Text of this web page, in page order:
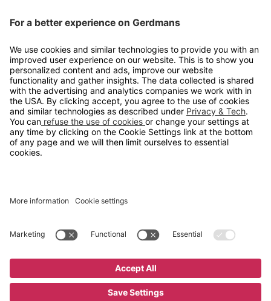
14 195 kr
Kontakt
info@gerdmans.no
67 80 56 20
Åpningstid
Hverdager 08:00-16:00